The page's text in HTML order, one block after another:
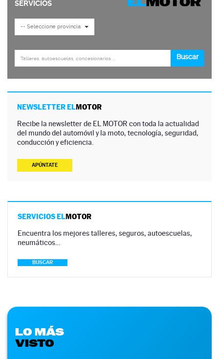
NEWSLETTER ELMOTOR
Recibe la newsletter de EL MOTOR con toda la actualidad
del mundo del automóvil y la moto, tecnología, seguridad,
conducción y eficiencia.
APÚNTATE
SERVICIOS ELMOTOR
Encuentra los mejores talleres, seguros, autoescuelas,
neumáticos…
BUSCAR
LO MÁS
VISTO